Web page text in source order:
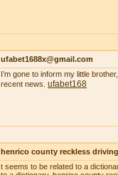
ufabet1688x@gmail.com
I’m gone to inform my little
recent news. ufabet168
henrico county reckless
t seems to be related to a